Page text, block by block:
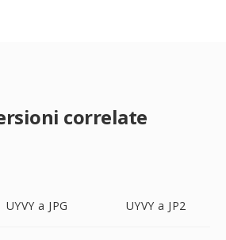
correlate
UYVY a JPG UYVY a JP2